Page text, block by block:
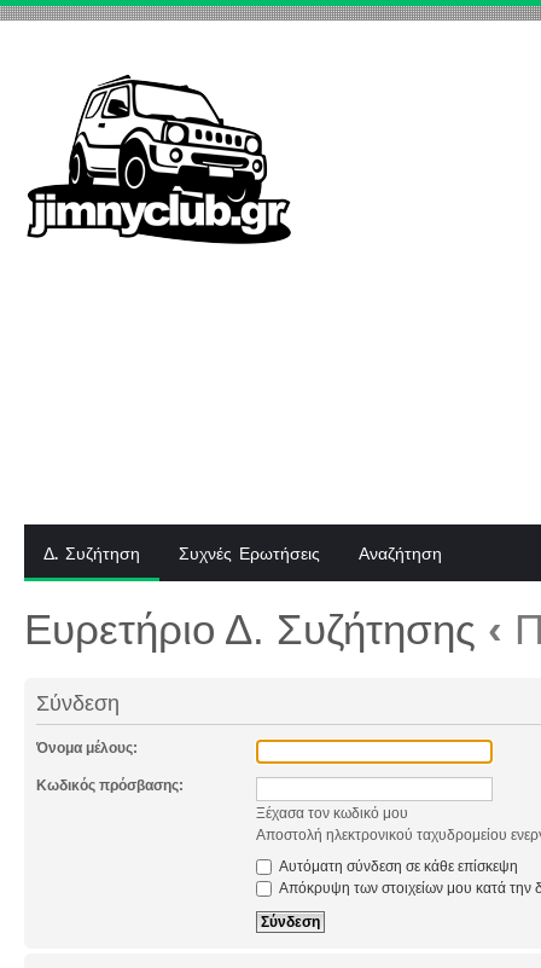
Δ. Συζήτηση Συχνές Ερωτήσεις Αναζήτηση
Ευρετήριο Δ. Συζήτησης ‹
Σύνδεση
Όνομα μέλους:
Κωδικός πρόσβασης:
Ξέχασα τον κωδικό μου
Αποστολή ηλεκτρονικού ταχυδρομείου
Αυτόματη σύνδεση σε κάθε επίσκεψη
Απόκρυψη των στοιχείων μου κατά την